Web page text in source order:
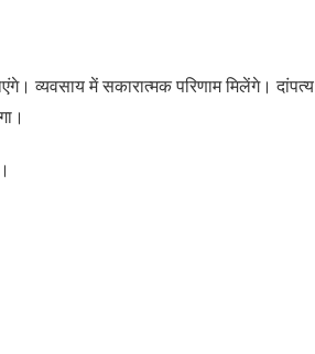
व्यवसाय में सकारात्मक परिणाम मिलेंगे। दांपत्य